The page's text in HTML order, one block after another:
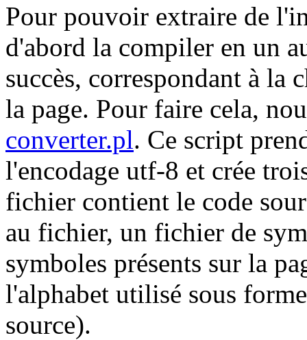
Pour pouvoir extraire de
d'abord la compiler en un
succès, correspondant à la
la page. Pour faire cela,
converter.pl. Ce script
l'encodage utf-8 et crée
fichier contient le code
au fichier, un fichier de
symboles présents sur la
l'alphabet utilisé sous
source).